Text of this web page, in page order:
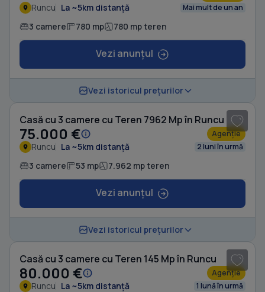
Runcu La ~5km distanță Mai mult de un an
3 camere 780 mp 780 mp teren
Vezi anunțul
Vezi istoricul prețurilor
Casă cu 3 camere cu Teren 7962 Mp în Runcu
75.000 € Agenție
Runcu La ~5km distanță 2 luni în urmă
3 camere 53 mp 7.962 mp teren
Vezi anunțul
Vezi istoricul prețurilor
Casă cu 3 camere cu Teren 145 Mp în Runcu
80.000 € Agenție
Runcu La ~5km distanță 1 lună în urmă